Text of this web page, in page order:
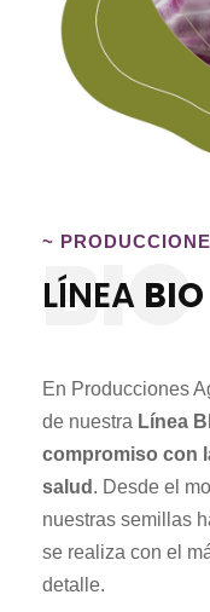
~
BIO
LÍNEA BIO
En Producciones
de nuestra Línea
compromiso con
salud . Desde el
nuestras semillas
se realiza con el
detalle.